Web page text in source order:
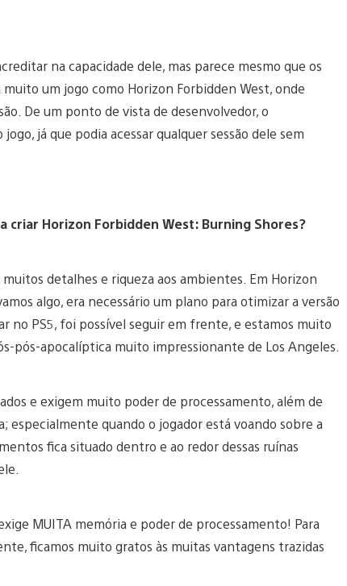
na capacidade dele, mas parece mesmo que os
um jogo como Horizon Forbidden West, onde
De um ponto de vista de desenvolvedor, o
já que podia acessar qualquer sessão dele sem
criar Horizon Forbidden West: Burning Shores?
detalhes e riqueza aos ambientes. Em Horizon
algo, era necessário um plano para otimizar a versão
no PS5, foi possível seguir em frente, e estamos muito
pós-apocalíptica muito impressionante de Los Angeles.
e exigem muito poder de processamento, além de
quando o jogador está voando sobre a
fica situado dentro e ao redor dessas ruínas
MUITA memória e poder de processamento! Para
ficamos muito gratos às muitas vantagens trazidas